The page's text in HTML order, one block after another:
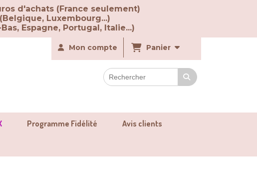
d'achats (France seulement)
Luxembourg...)
Bas, Espagne, Portugal, Italie...)
Mon compte Panier
Programme Fidélité Avis clients